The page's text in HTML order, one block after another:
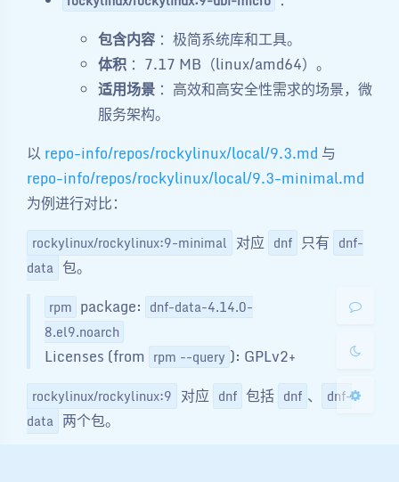
夜间模式
Sans Serif
Serif
关闭 日落 灰度
包含内容 ：极简系统库和工具。
体积 ：7.17 MB（linux/amd64）。
适用场景 ：高效和高安全性需求的场景，微
服务架构。
以repo-info/repos/rockylinux/local/9.3.md 与
repo-info/repos/rockylinux/local/9.3-minimal.md
为例进行对比：
rockylinux/rockylinux:9-minimal 对应 dnf 只有 dnf-
data 包。
rpm package: dnf-data-4.14.0-
8.el9.noarch
Licenses (from rpm --query ): GPLv2+
rockylinux/rockylinux:9 对应 dnf 包括 dnf 、
dnf-
data 两个包。